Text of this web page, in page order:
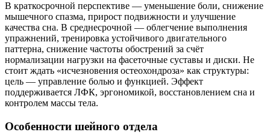
В краткосрочной перспективе — уменьшение боли, снижение
мышечного спазма, прирост подвижности и улучшение
качества сна. В среднесрочной — облегчение выполнения
упражнений, тренировка устойчивого двигательного
паттерна, снижение частоты обострений за счёт
нормализации нагрузки на фасеточные суставы и диски. Не
стоит ждать «исчезновения остеохондроза» как структуры:
цель — управление болью и функцией. Эффект
поддерживается ЛФК, эргономикой, восстановлением сна и
контролем массы тела.
Особенности шейного отдела